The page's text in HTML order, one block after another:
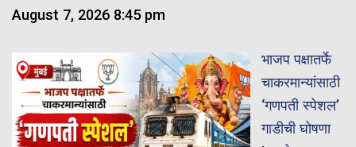
August 7, 2026 8:45 pm
भाजप पक्षातर्फे
चाकरमान्यांसाठी
‘गणपती स्पेशल’
गाडीची घोषणा